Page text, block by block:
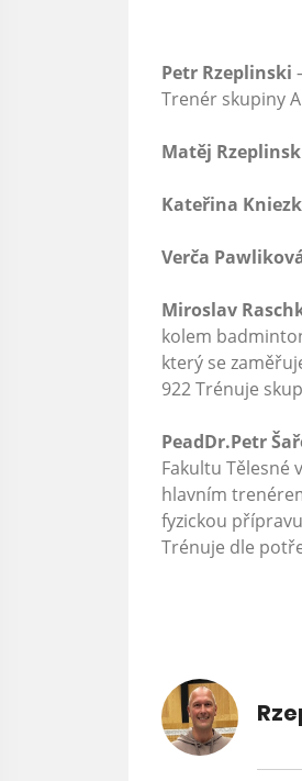
Petr Rzeplinski
Trenér skupiny
Matěj
Kateřina
Verča
Miroslav
kolem
který se
922 Trénuje
PeadDr.Petr
Fakultu Tělesné
hlavním
fyzickou
Trénuje dle